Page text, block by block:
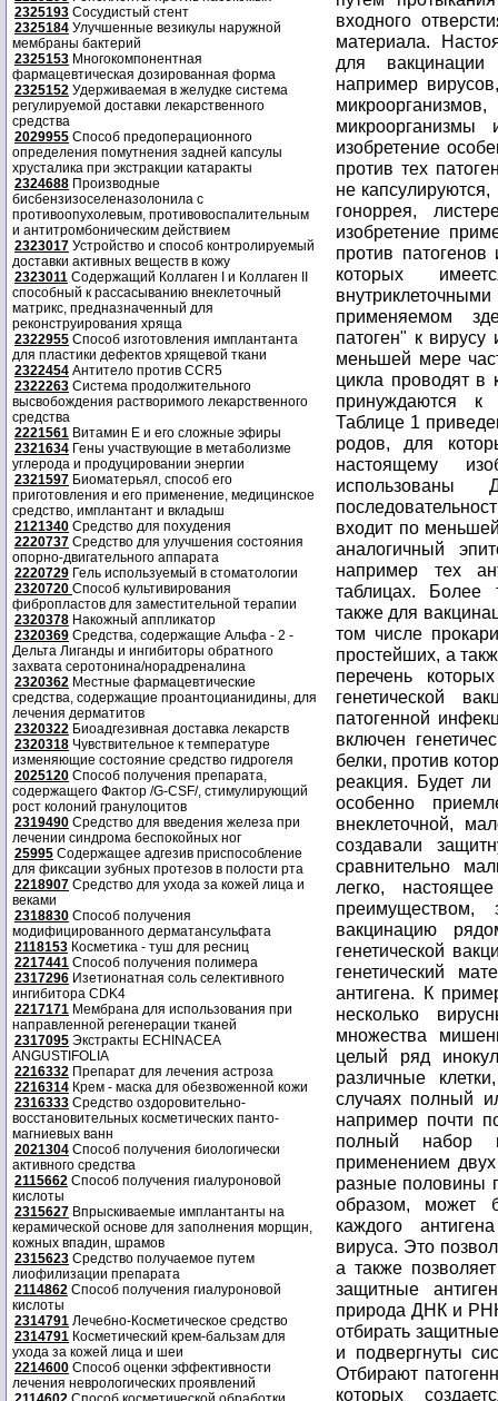
2325193 Сосудистый стент
2325184 Улучшенные везикулы наружной
мембраны бактерий
2325153 Многокомпонентная
фармацевтическая дозированная форма
2325152 Удерживаемая в желудке система
регулируемой доставки лекарственного
средства
2029955 Способ предоперационного
определения помутнения задней капсулы
хрусталика при экстракции катаракты
2324688 Производные
бисбензизоселеназолонила с
противоопухолевым, противовоспалительным
и антитромбоническим действием
2323017 Устройство и способ контролируемый
доставки активных веществ в кожу
2323011 Содержащий Коллаген I и Коллаген II
способный к рассасыванию внеклеточный
матрикс, предназначенный для
реконструирования хряща
2322955 Способ изготовления имплантанта
для пластики дефектов хрящевой ткани
2322454 Антитело против CCR5
2322263 Система продолжительного
высвобождения растворимого лекарственного
средства
2221561 Витамин Е и его сложные эфиры
2321634 Гены участвующие в метаболизме
углерода и продуцировании энергии
2321597 Биоматерьял, способ его
приготовления и его применение, медицинское
средство, имплантант и вкладыш
2121340 Средство для похудения
2220737 Средство для улучшения состояния
опорно-двигательного аппарата
2220729 Гель используемый в стоматологии
2320720 Способ культивирования
фибропластов для заместительной терапии
2320378 Накожный аппликатор
2320369 Средства, содержащие Альфа - 2 -
Дельта Лиганды и ингибиторы обратного
захвата серотонина/норадреналина
2320362 Местные фармацевтические
средства, содержащие проантоцианидины, для
лечения дерматитов
2320322 Биоадгезивная доставка лекарств
2320318 Чувствительное к температуре
изменяющие состояние средство гидрогеля
2025120 Способ получения препарата,
содержащего Фактор /G-CSF/, стимулирующий
рост колоний гранулоцитов
2319490 Средство для введения железа при
лечении синдрома беспокойных ног
25995 Содержащее адгезив приспособление
для фиксации зубных протезов в полости рта
2218907 Средство для ухода за кожей лица и
веками
2318830 Способ получения
модифицированного дерматансульфата
2118153 Косметика - туш для ресниц
2217441 Способ получения полимера
2317296 Изетионатная соль селективного
ингибитора CDK4
2217171 Мембрана для использования при
направленной регенерации тканей
2317095 Экстракты ECHINACEA
ANGUSTIFOLIA
2216332 Препарат для лечения астроза
2216314 Крем - маска для обезвоженной кожи
2316333 Средство оздоровительно-
восстановительных косметических панто-
магниевых ванн
2021304 Способ получения биологически
активного средства
2115662 Способ получения гиалуроновой
кислоты
2315627 Впрыскиваемые имплантанты на
керамической основе для заполнения морщин,
кожных впадин, шрамов
2315623 Средство получаемое путем
лиофилизации препарата
2114862 Способ получения гиалуроновой
кислоты
2314791 Лечебно-Косметическое средство
2314791 Косметический крем-бальзам для
ухода за кожей лица и шеи
2214600 Способ оценки эффективности
лечения неврологических проявлений